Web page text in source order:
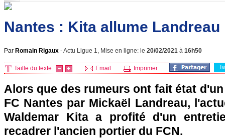
Nantes : Kita allume Landreau
Par Romain Rigaux -Actu Ligue 1, Mise en ligne: le 20/02/2021 à 16h50
Taille du texte: Email Imprimer
Alors que des rumeurs ont fait état
FC Nantes par Mickaël Landreau,
Waldemar Kita a profité d'un
recadrer l'ancien portier du FCN.